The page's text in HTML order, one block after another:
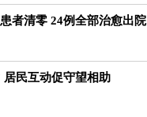
者清零 24例全部治愈出院
民互动促守望相助